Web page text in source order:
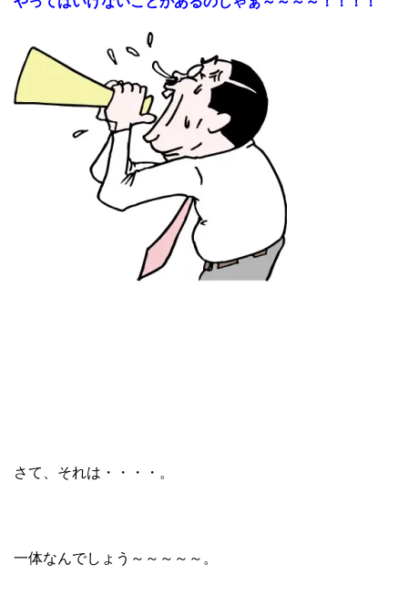
さて、それは・・・・。
一体なんでしょう～～～～～。